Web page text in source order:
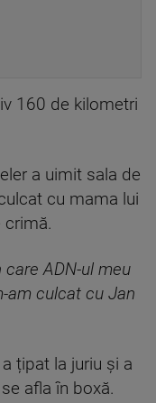
160 de kilometri
a uimit sala de
cu mama lui
crimă.
ADN-ul meu
am culcat cu Jan
țipat la juriu și a
afla în boxă.